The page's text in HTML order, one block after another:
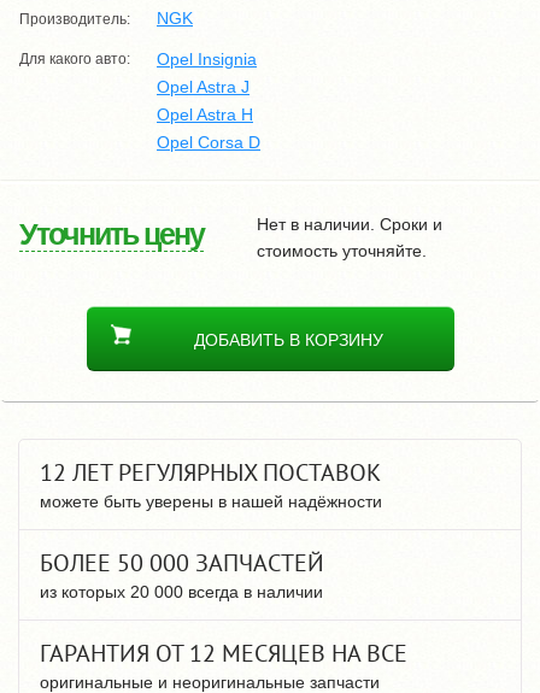
Производитель: NGK
Для какого авто:
Opel Insignia
Opel Astra J
Opel Astra H
Opel Corsa D
Уточнить цену
Нет в наличии. Сроки и
стоимость уточняйте.
ДОБАВИТЬ В КОРЗИНУ
12 ЛЕТ РЕГУЛЯРНЫХ ПОСТАВОК
можете быть уверены в нашей надёжности
БОЛЕЕ 50 000 ЗАПЧАСТЕЙ
из которых 20 000 всегда в наличии
ГАРАНТИЯ ОТ 12 МЕСЯЦЕВ НА ВСЕ
оригинальные и неоригинальные запчасти